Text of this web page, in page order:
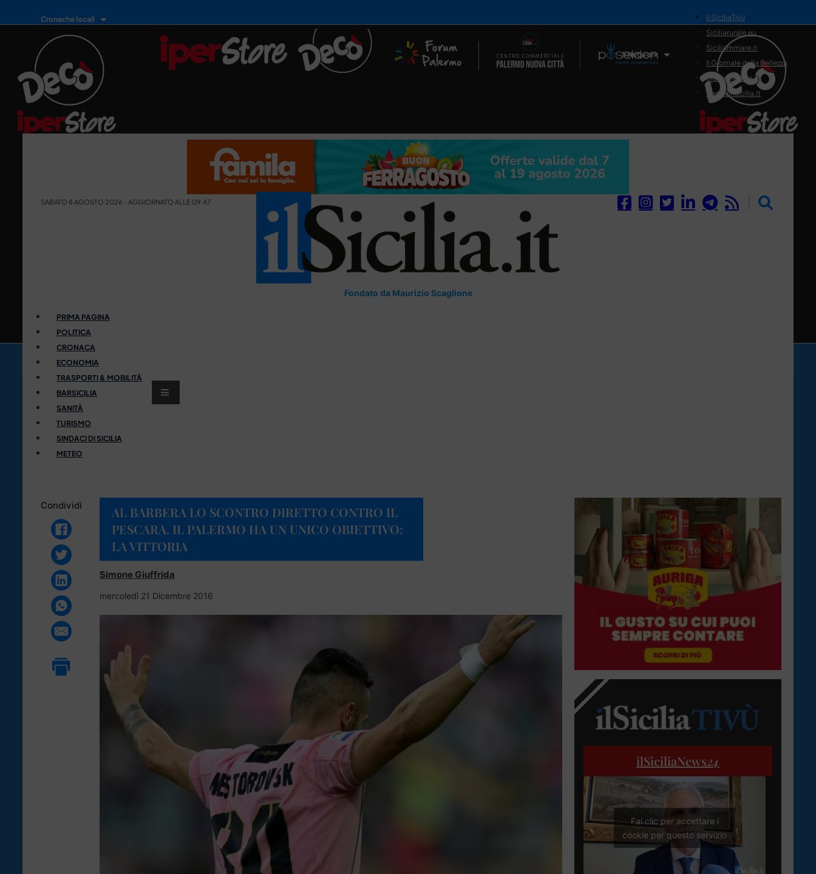
Cronache locali
Il Network
il SiciliaTivù
Siciliarurale.eu
Siciliammare.it
Il Giornale della Bellezza
Siciliamedica.it
Sanitainsicilia.it
SABATO 8 AGOSTO 2026 - AGGIORNATO ALLE 09:47
Fondato da Maurizio Scaglione
PRIMA PAGINA
POLITICA
CRONACA
ECONOMIA
TRASPORTI & MOBILITÀ
BARSICILIA
SANITÀ
TURISMO
SINDACI DI SICILIA
METEO
Condividi
AL BARBERA LO SCONTRO DIRETTO CONTRO IL
PESCARA. IL PALERMO HA UN UNICO OBIETTIVO:
LA VITTORIA
Simone Giuffrida
mercoledì 21 Dicembre 2016
ilSiciliaNews24
Fai clic per accettare i
cookie per questo servizio